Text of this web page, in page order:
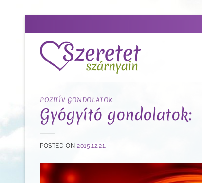
to
content
POZITÍV GONDOLATOK
Gyógyító gondolatok:
POSTED ON2015.12.21.